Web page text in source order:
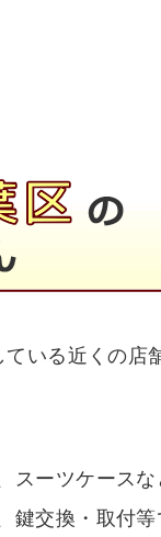
いる近くの店
スーツケース
鍵交換・取付